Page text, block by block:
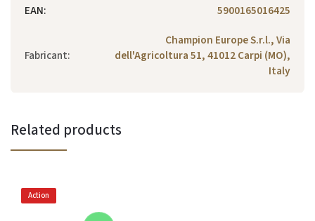
EAN: 5900165016425
Fabricant:
Champion Europe S.r.l., Via
dell'Agricoltura 51, 41012 Carpi (MO),
Italy
Related products
Action